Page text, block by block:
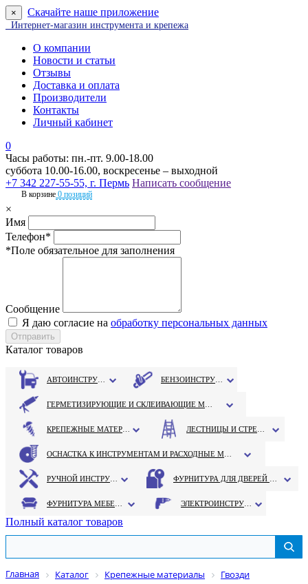
× Скачайте наше приложение
Интернет-магазин инструмента и крепежа
О компании
Новости и статьи
Отзывы
Доставка и оплата
Производители
Контакты
Личный кабинет
0
Часы работы: пн.-пт. 9.00-18.00
суббота 10.00-16.00, воскресенье – выходной
+7 342 227-55-55, г. Пермь Написать сообщение
В корзине 0 позиций
×
Имя
Телефон*
*Поле обязательное для заполнения
Сообщение
Я даю согласие на обработку персональных данных
Каталог товаров
Полный каталог товаров
Главная Каталог Крепежные материалы
Гвозди